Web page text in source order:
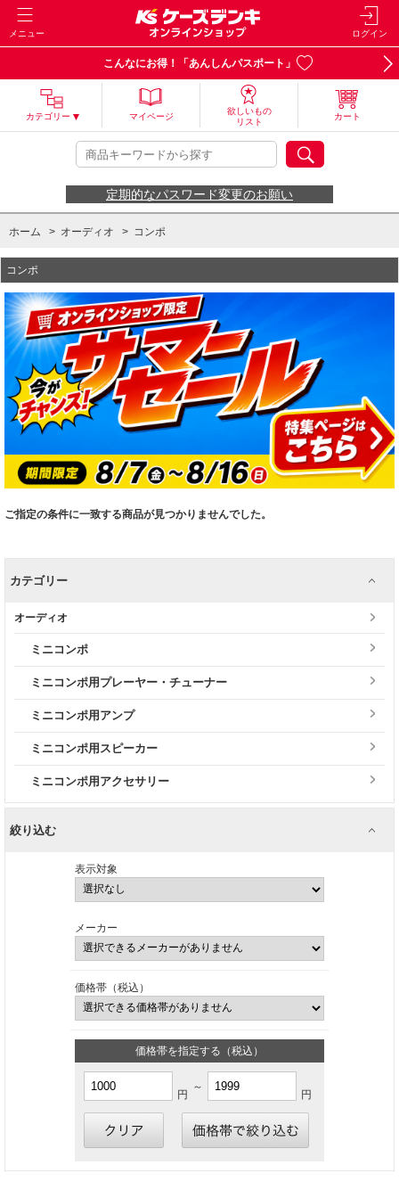
メニュー ログイン
こんなにお得！「あんしんパスポート」
カテゴリー マイページ
欲しいもの
リスト
カート
定期的なパスワード変更のお願い
ホーム > オーディオ > コンポ
コンポ
ご指定の条件に一致する商品が見つかりませんでした。
カテゴリー
オーディオ
ミニコンポ
ミニコンポ用プレーヤー・チューナー
ミニコンポ用アンプ
ミニコンポ用スピーカー
ミニコンポ用アクセサリー
絞り込む
表示対象
メーカー
価格帯（税込）
価格帯を指定する（税込）
円
～
円